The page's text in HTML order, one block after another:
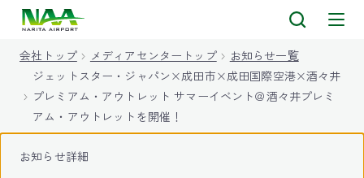
会社トップ メディアセンタートップ
お知らせ一覧
ジェットスター・ジャパン×成田市×成田国際空港×酒々井
プレミアム・アウトレット サマーイベント＠酒々井プレミ
アム・アウトレットを開催！
お知らせ詳細